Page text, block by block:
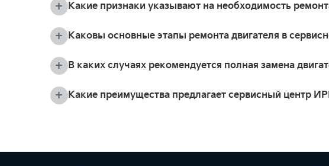
Какие признаки указывают на необходимость
Каковы основные этапы ремонта двигателя в
В каких случаях рекомендуется полная замена
Какие преимущества предлагает сервисный центр